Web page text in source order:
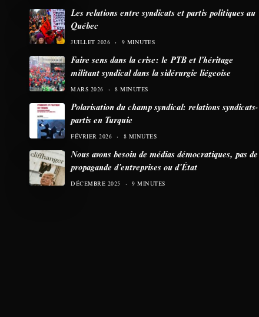
Les relations entre syndicats et partis politiques au
Québec
JUILLET 2026 9 MINUTES
Faire sens dans la crise: le PTB et l’héritage
militant syndical dans la sidérurgie liégeoise
MARS 2026 8 MINUTES
Polarisation du champ syndical: relations syndicats-
partis en Turquie
FÉVRIER 2026 8 MINUTES
Nous avons besoin de médias démocratiques, pas de
propagande d’entreprises ou d’État
DÉCEMBRE 2025 9 MINUTES